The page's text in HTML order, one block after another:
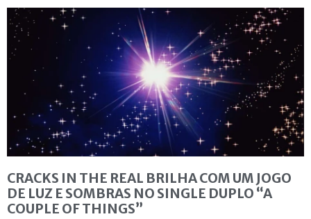
CRACKS IN THE REAL BRILHA COM UM JOGO
DE LUZ E SOMBRAS NO SINGLE DUPLO “A
COUPLE OF THINGS”